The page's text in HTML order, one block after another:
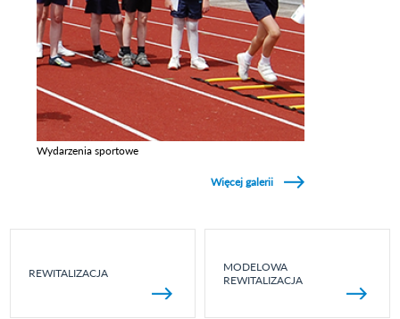
Wydarzenia sportowe
Więcej galerii
REWITALIZACJA
MODELOWA
REWITALIZACJA